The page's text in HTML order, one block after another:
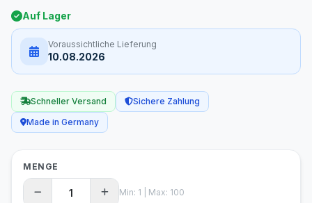
Auf Lager
Voraussichtliche Lieferung
10.08.2026
Schneller Versand
Sichere Zahlung
Made in Germany
MENGE
Min: 1 | Max: 100